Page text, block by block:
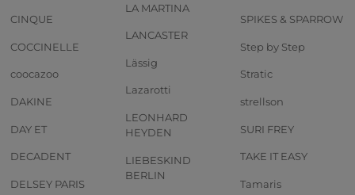
CINQUE
COCCINELLE
coocazoo
DAKINE
DAY ET
DECADENT
DELSEY PARIS
LA MARTINA
LANCASTER
Lässig
Lazarotti
LEONHARD
HEYDEN
LIEBESKIND
BERLIN
SPIKES & SPARROW
Step by Step
Stratic
strellson
SURI FREY
TAKE IT EASY
Tamaris